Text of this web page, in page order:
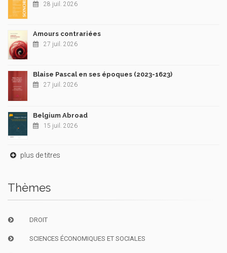
28 juil. 2026
Amours contrariées
27 juil. 2026
Blaise Pascal en ses époques (2023-1623)
27 juil. 2026
Belgium Abroad
15 juil. 2026
plus de titres
Thèmes
DROIT
SCIENCES ÉCONOMIQUES ET SOCIALES